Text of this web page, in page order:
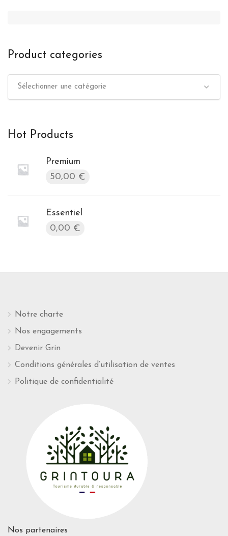
Product categories
Sélectionner une catégorie
Hot Products
Premium
50,00 €
Essentiel
0,00 €
Notre charte
Nos engagements
Devenir Grin
Conditions générales d’utilisation de ventes
Politique de confidentialité
Nos partenaires